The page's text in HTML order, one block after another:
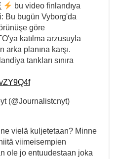
bu video finlandıya
Bu bugün Vyborg'da
göre
katılma arzusuyla
arka planına karşı.
tankları sınıra
(@Journalistcnyt)
vielä kuljetetaan? Minne
viimeisempien
ole jo entuudestaan joka